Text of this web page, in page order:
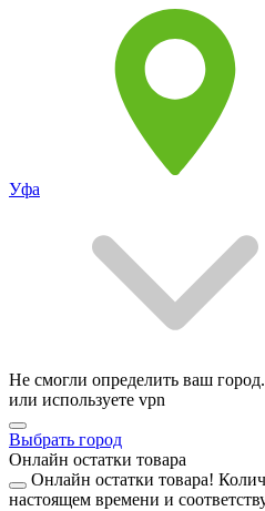
Уфа
Не смогли определить ваш
или используете vpn
Выбрать город
Онлайн остатки товара
Онлайн остатки товара!
настоящем времени и